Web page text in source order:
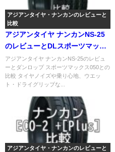
アジアンタイヤ・ナンカンのレビューと
比較
アジアンタイヤ ナンカンNS-25
のレビューとDLスポーツマック
ス050との比較
アジアンタイヤ ナンカンNS-25のレビュ
ーとダンロップ スポーツマックス050との
比較 タイヤノイズや乗り心地、ウエッ
ト・ドライグリップな...
アジアンタイヤ・ナンカンのレビューと